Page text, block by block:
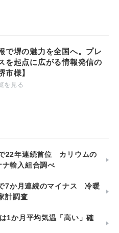
で堺の魅力を全国へ。プレ
を起点に広がる情報発信の
市様】
を見る
22年連続首位 カリウムの
輸入組合調べ
7か月連続のマイナス 冷暖
計調査
1か月平均気温「高い」確